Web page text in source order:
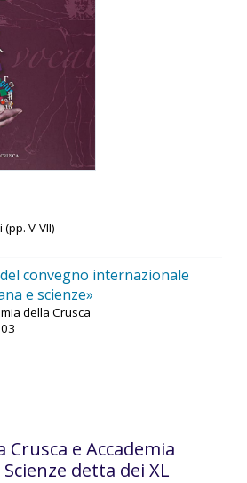
V-VII)
convegno internazionale
e scienze»
della Crusca
Crusca e Accademia
detta dei XL